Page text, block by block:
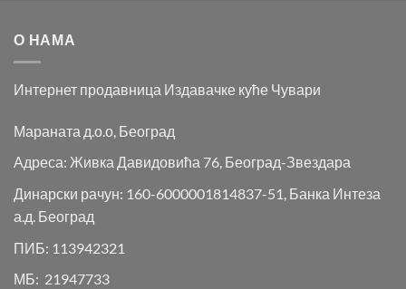
О НАМА
Интернет продавница Издавачке куће Чувари
Мараната д.о.о, Београд
Адреса: Живка Давидовића 76, Београд-Звездара
Динарски рачун: 160-6000001814837-51, Банка Интеза
а.д. Београд
ПИБ: 113942321
МБ: 21947733